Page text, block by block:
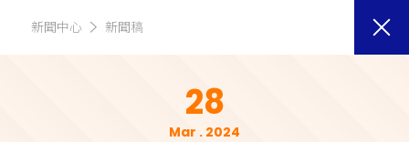
新聞中心 新聞稿
28
Mar . 2024